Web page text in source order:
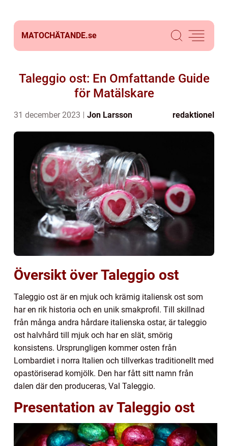
MATOCHÄTANDE.se
Taleggio ost: En Omfattande Guide
för Matälskare
31 december 2023 Jon Larsson redaktionel
Översikt över Taleggio ost
Taleggio ost är en mjuk och krämig italiensk ost som
har en rik historia och en unik smakprofil. Till skillnad
från många andra hårdare italienska ostar, är taleggio
ost halvhård till mjuk och har en slät, smörig
konsistens. Ursprungligen kommer osten från
Lombardiet i norra Italien och tillverkas traditionellt med
opastöriserad komjölk. Den har fått sitt namn från
dalen där den produceras, Val Taleggio.
Presentation av Taleggio ost